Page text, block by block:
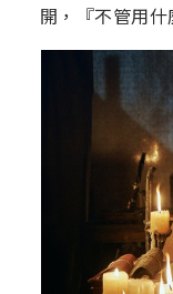
開，『不管用什